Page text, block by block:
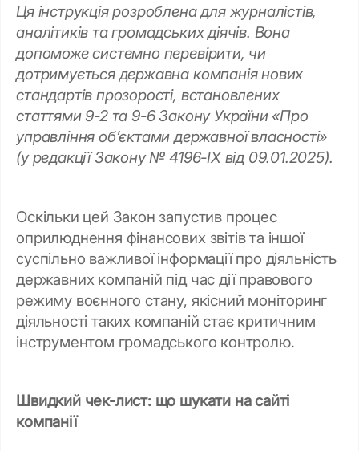
Ця інструкція розроблена для журналістів,
аналітиків та громадських діячів. Вона
допоможе системно перевірити, чи
дотримується державна компанія нових
стандартів прозорості, встановлених
статтями 9-2 та 9-6 Закону України «Про
управління об’єктами державної власності»
(у редакції Закону № 4196-IX від 09.01.2025).
Оскільки цей Закон запустив процес
оприлюднення фінансових звітів та іншої
суспільно важливої інформації про діяльність
державних компаній під час дії правового
режиму воєнного стану, якісний моніторинг
діяльності таких компаній стає критичним
інструментом громадського контролю.
Швидкий чек-лист: що шукати на сайті
компанії